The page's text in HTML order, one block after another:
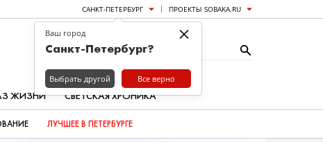
САНКТ-ПЕТЕРБУРГ ПРОЕКТЫ SOBAKA.RU
ЖИЗНИ СВЕТСКАЯ ХРОНИКА
ЛУЧШЕЕ В ПЕТЕРБУРГЕ
×
Ваш город
Санкт-Петербург?
Выбрать другой Все верно